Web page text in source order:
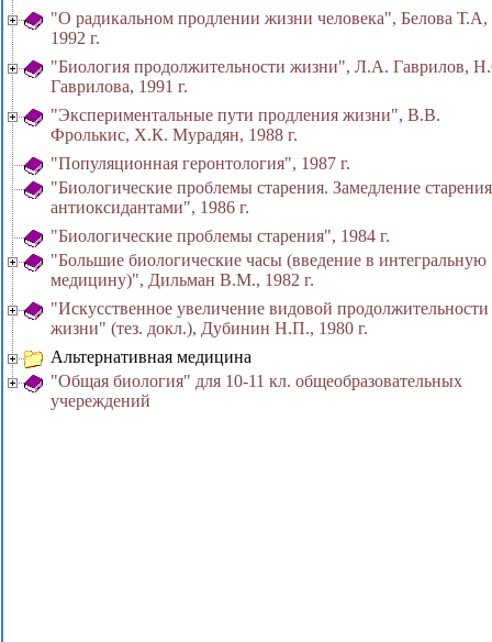
"О радикальном продлении жизни человека", Белова Т.А,
1992 г.
"Биология продолжительности жизни", Л.А. Гаврилов,
Гаврилова, 1991 г.
"Экспериментальные пути продления жизни", В.В.
Фролькис, X.К. Мурадян, 1988 г.
"Популяционная геронтология", 1987 г.
"Биологические проблемы старения. Замедление старения
антиоксидантами", 1986 г.
"Биологические проблемы старения", 1984 г.
"Большие биологические часы (введение в интегральную
медицину)", Дильман В.М., 1982 г.
"Искусственное увеличение видовой продолжительности
жизни" (тез. докл.), Дубинин Н.П., 1980 г.
Альтернативная медицина
"Общая биология" для 10-11 кл. общеобразовательных
учереждений